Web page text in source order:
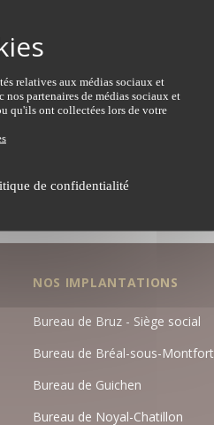
ne
NOS IMPLANTATIONS
Bureau de Bruz - Siège social
Bureau de Bréal-sous-Montfort
Bureau de Guichen
Bureau de Noyal-Chatillon
relatives aux médias sociaux et
partenaires de médias sociaux et
qu'ils ont collectées lors de votre
de confidentialité